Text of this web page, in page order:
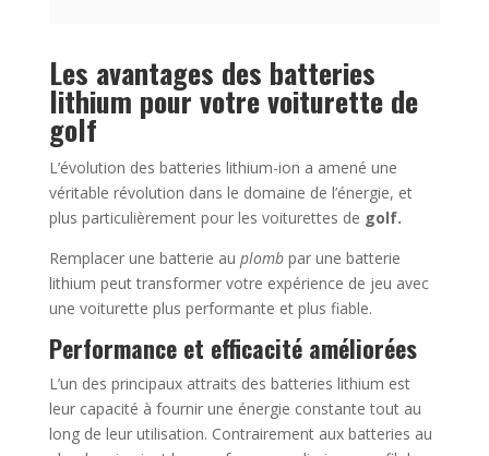
Les avantages des batteries
lithium pour votre voiturette de
golf
L’évolution des batteries lithium-ion a amené une
véritable révolution dans le domaine de l’énergie, et
plus particulièrement pour les voiturettes de golf.
Remplacer une batterie au plombpar une batterie
lithium peut transformer votre expérience de jeu avec
une voiturette plus performante et plus fiable.
Performance et efficacité améliorées
L’un des principaux attraits des batteries lithium est
leur capacité à fournir une énergie constante tout au
long de leur utilisation. Contrairement aux batteries au